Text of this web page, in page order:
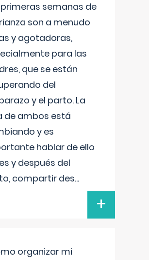
primeras semanas de
son a menudo
y agotadoras,
para las
que se están
del
y el parto. La
de ambos está
y es
hablar de ello
y después del
compartir des...
+
organizar mi